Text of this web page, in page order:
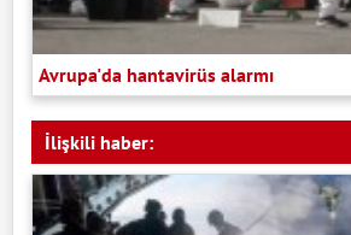
Avrupa'da hantavirüs alarmı
İlişkili haber: